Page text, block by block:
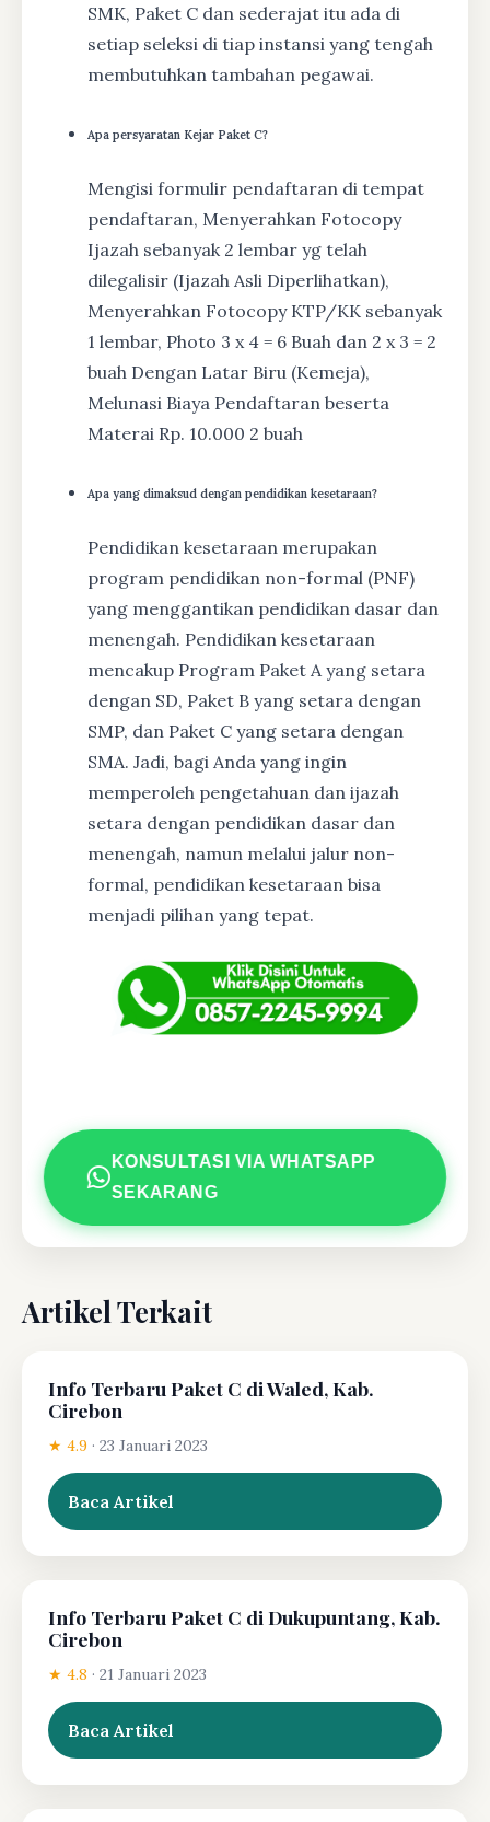
SMK, Paket C dan sederajat itu ada di
setiap seleksi di tiap instansi yang tengah
membutuhkan tambahan pegawai.
Apa persyaratan Kejar Paket C?
Mengisi formulir pendaftaran di tempat
pendaftaran, Menyerahkan Fotocopy
Ijazah sebanyak 2 lembar yg telah
dilegalisir (Ijazah Asli Diperlihatkan),
Menyerahkan Fotocopy KTP/KK sebanyak
1 lembar, Photo 3 x 4 = 6 Buah dan 2 x 3 = 2
buah Dengan Latar Biru (Kemeja),
Melunasi Biaya Pendaftaran beserta
Materai Rp. 10.000 2 buah
Apa yang dimaksud dengan pendidikan kesetaraan?
Pendidikan kesetaraan merupakan
program pendidikan non-formal (PNF)
yang menggantikan pendidikan dasar dan
menengah. Pendidikan kesetaraan
mencakup Program Paket A yang setara
dengan SD, Paket B yang setara dengan
SMP, dan Paket C yang setara dengan
SMA. Jadi, bagi Anda yang ingin
memperoleh pengetahuan dan ijazah
setara dengan pendidikan dasar dan
menengah, namun melalui jalur non-
formal, pendidikan kesetaraan bisa
menjadi pilihan yang tepat.
KONSULTASI VIA WHATSAPP
SEKARANG
Artikel Terkait
Info Terbaru Paket C di Waled, Kab.
Cirebon
★ 4.9 · 23 Januari 2023
Baca Artikel
Info Terbaru Paket C di Dukupuntang, Kab.
Cirebon
★ 4.8 · 21 Januari 2023
Baca Artikel